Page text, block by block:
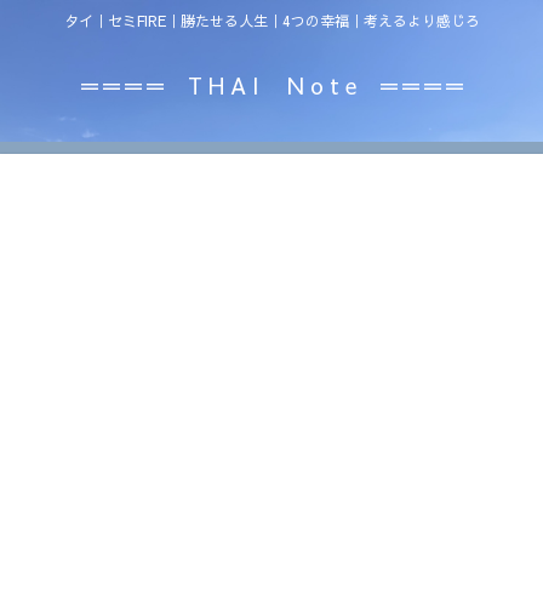
タイ｜セミFIRE｜勝たせる人生｜4つの幸福｜考えるより感じろ
＝＝＝＝ T H A I N o t e ＝＝＝＝